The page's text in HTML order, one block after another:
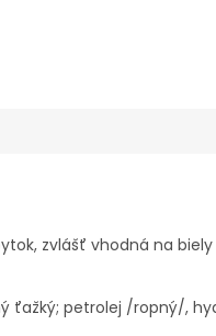
zvlášť vhodná na
ťažký; petrolej /ropný/,